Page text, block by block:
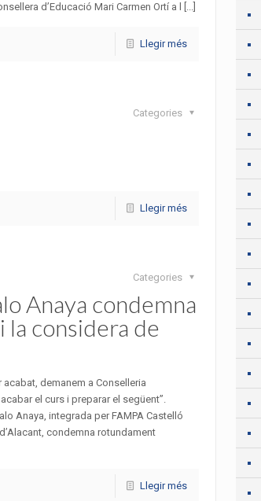
d’Educació Mari Carmen Ortí a l [...]
Llegir més
Categories
Llegir més
Categories
Anaya condemna
la considera de
demanem a Conselleria
el curs i preparar el següent”.
Anaya, integrada per FAMPA Castelló
condemna rotundament
Llegir més